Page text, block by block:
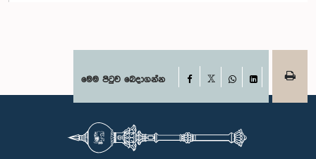
මෙම පිටුව බෙදාගන්න Facebook
WhatsAppLinkedIn